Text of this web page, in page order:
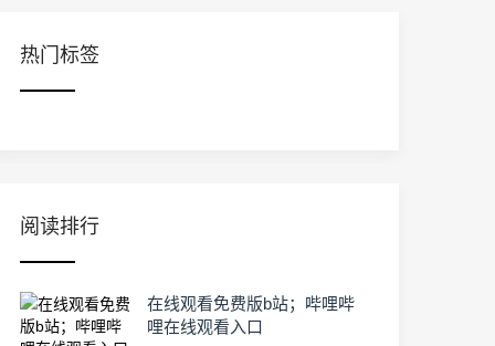
热门标签
阅读排行
在线观看免费版b站；哔哩哔
哩在线观看入口